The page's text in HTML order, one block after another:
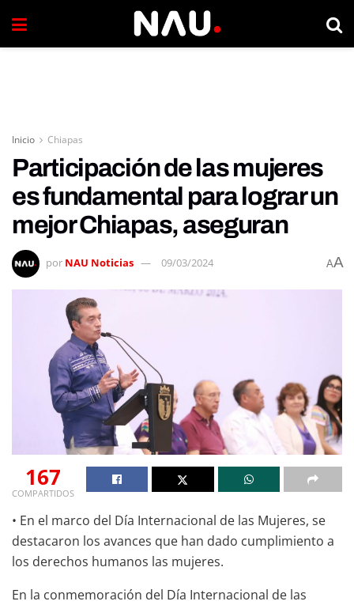
Inicio Chiapas
Participación de las mujeres
es fundamental para lograr un
mejor Chiapas, aseguran
por NAU Noticias 09/03/2024 AA
167
COMPARTIDOS
• En el marco del Día Internacional de las Mujeres, se
destacaron los avances que han dado cumplimiento a
los derechos humanos las mujeres.
En la conmemoración del Día Internacional de las